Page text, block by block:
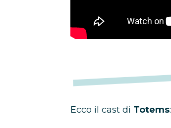
Ecco il cast di Totems: